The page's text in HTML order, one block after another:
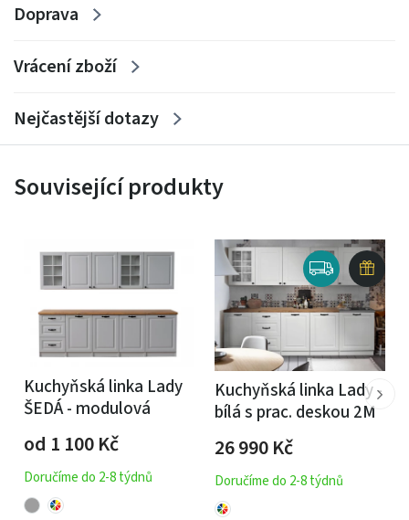
Doprava
Vrácení zboží
Nejčastější dotazy
Související produkty
Kuchyňská linka Lady
ŠEDÁ - modulová
od 1 100Kč
Doručíme do 2-8 týdnů
Kuchyňská linka Lady -
bílá s prac. deskou 2M
26 990Kč
Doručíme do 2-8 týdnů